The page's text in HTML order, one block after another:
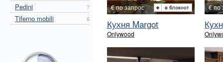
Pedini 7
Tiferno mobili 6
€ по запрос
Кухня Margot
Onlywood
€ по